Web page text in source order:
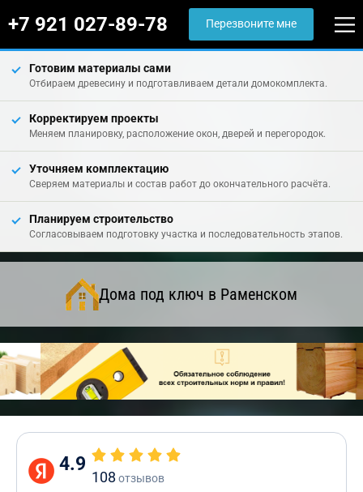
+7 921 027-89-78 Перезвоните мне
Готовим материалы сами
Отбираем древесину и подготавливаем детали домокомплекта.
Корректируем проекты
Меняем планировку, расположение окон, дверей и перегородок.
Уточняем комплектацию
Сверяем материалы и состав работ до окончательного расчёта.
Планируем строительство
Согласовываем подготовку участка и последовательность этапов.
Дома под ключ в Раменском
4.9
108 отзывов